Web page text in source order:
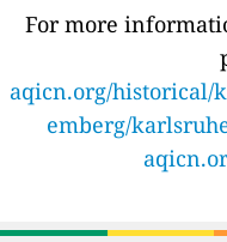
For more
aqicn.org/historical/
emberg/